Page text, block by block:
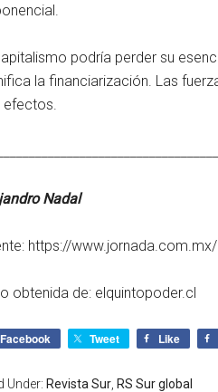
podría perder su
la financiarización. Las
efectos.
Nadal
https://
obtenida de: elquintopoder.cl
Facebook Tweet Like
Under: Revista Sur RS Sur global